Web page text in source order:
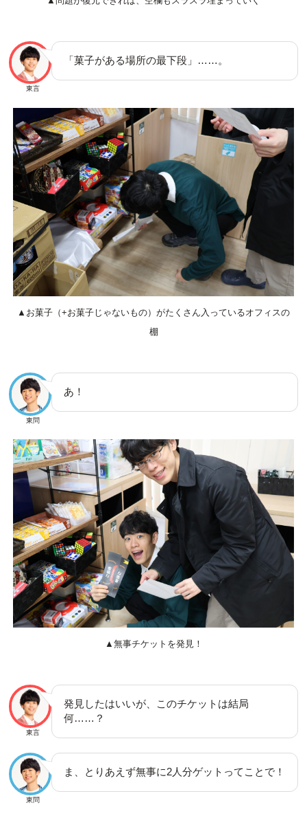
東言
「菓子がある場所の最下段」……。
▲お菓子（+お菓子じゃないもの）がたくさん入っているオフィスの
棚
東問
あ！
▲無事チケットを発見！
東言
発見したはいいが、このチケットは結局
何……？
東問
ま、とりあえず無事に2人分ゲットってことで！